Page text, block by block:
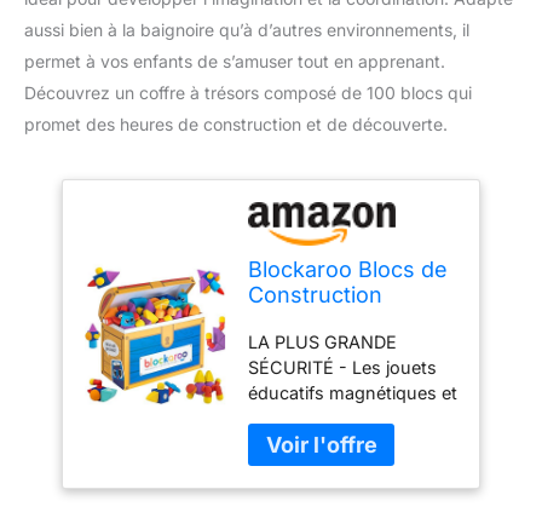
aussi bien à la baignoire qu’à d’autres environnements, il
permet à vos enfants de s’amuser tout en apprenant.
Découvrez un coffre à trésors composé de 100 blocs qui
promet des heures de construction et de découverte.
Blockaroo Blocs de
Construction
éducatif pour Les
Enfants, Jeu
Aquatique éducatif
pour des
constructions
créatives, idéal
pour la Baignoire,
LA PLUS GRANDE
SÉCURITÉ - Les jouets
éducatifs magnétiques et
Blockaroo ont été
conçus par des
enseignants et ont fait